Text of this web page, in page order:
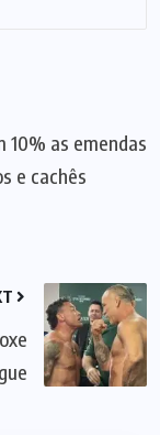
10% as emendas
e cachês